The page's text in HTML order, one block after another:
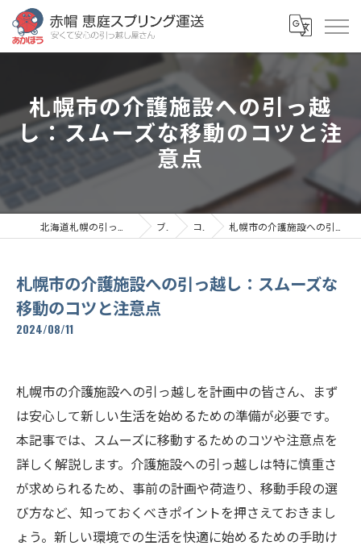
札幌市の介護施設への引っ越
し：スムーズな移動のコツと注
意点
ブログ コラム 札幌市の介護施設への引っ越し：スムーズな移動のコツと注意点
札幌市の介護施設への引っ越し：スムーズな
移動のコツと注意点
2024/08/11
札幌市の介護施設への引っ越しを計画中の皆さん、まず
は安心して新しい生活を始めるための準備が必要です。
本記事では、スムーズに移動するためのコツや注意点を
詳しく解説します。介護施設への引っ越しは特に慎重さ
が求められるため、事前の計画や荷造り、移動手段の選
び方など、知っておくべきポイントを押さえておきまし
ょう。新しい環境での生活を快適に始めるための手助け